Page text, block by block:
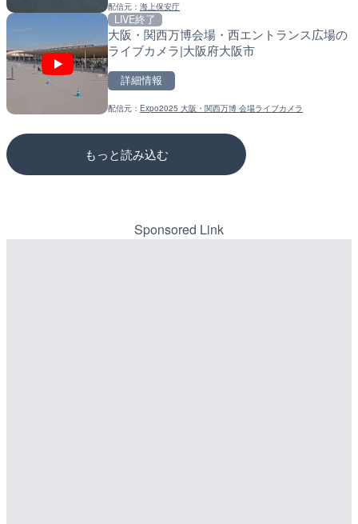
配信元：海上保安庁
LIVE終了
大阪・関西万博会場・西エントランス広場の
ライブカメラ|大阪府大阪市
詳細情報
配信元： Expo2025 大阪・関西万博 会場ライブカメラ
もっと読み込む
知内川 上開田橋のライブ
市
配信元：高島市役所 政策部 危機管理局
松江自動車道 三次東JCT
のライブカメラ|広島県三
配信元：国土交通省 三次河川国道事務所
Sponsored Link